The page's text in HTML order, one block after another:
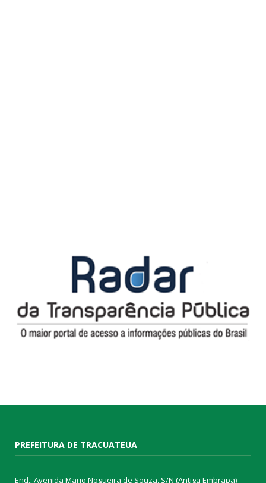
PREFEITURA DE TRACUATEUA
End.: Avenida Mario Nogueira de Souza, S/N (Antiga Embrapa)